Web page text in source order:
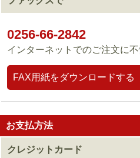
0256-66-2842
インターネットでのご注文に
FAX用紙をダウンロードする
お支払方法
クレジットカード